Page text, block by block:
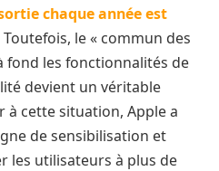
chaque année est
Toutefois, le « commun des
fond les fonctionnalités de
devient un véritable
cette situation, Apple a
de sensibilisation et
les utilisateurs à plus de